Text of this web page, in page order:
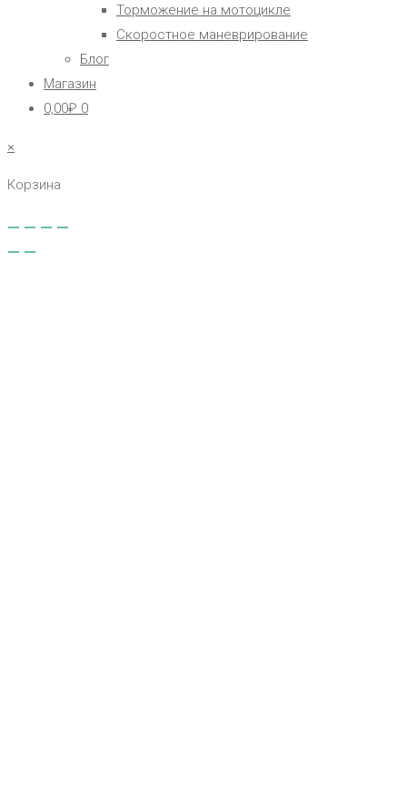
Торможение на мотоцикле
Скоростное маневрирование
Блог
Магазин
0,00₽ 0
×
Корзина